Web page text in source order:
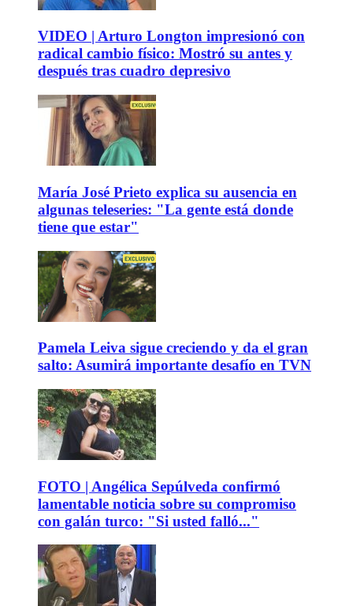
VIDEO | Arturo Longton impresionó con
radical cambio físico: Mostró su antes y
después tras cuadro depresivo
María José Prieto explica su ausencia en
algunas teleseries: "La gente está donde
tiene que estar"
Pamela Leiva sigue creciendo y da el gran
salto: Asumirá importante desafío en TVN
FOTO | Angélica Sepúlveda confirmó
lamentable noticia sobre su compromiso
con galán turco: "Si usted falló..."